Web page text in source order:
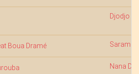
Djodjo
Boua Dramé
Nana